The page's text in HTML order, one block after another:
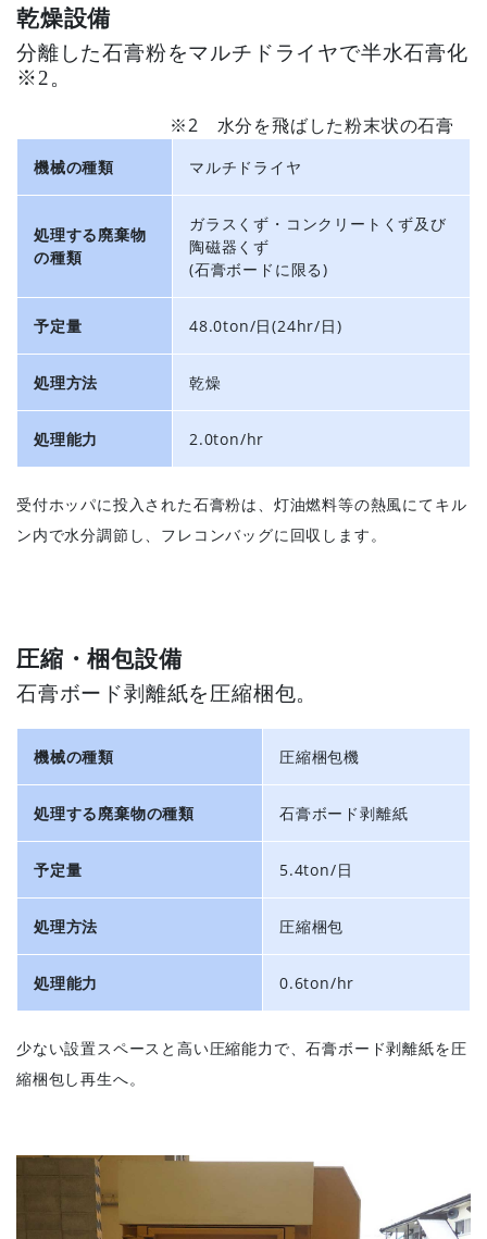
乾燥設備
分離した石膏粉をマルチドライヤで半水石膏化
※2。
※2 水分を飛ばした粉末状の石膏
機械の種類 マルチドライヤ
処理する廃棄物
の種類
ガラスくず・コンクリートくず及び
陶磁器くず
(石膏ボードに限る)
予定量 48.0ton/日(24hr/日)
処理方法 乾燥
処理能力 2.0ton/hr
受付ホッパに投入された石膏粉は、灯油燃料等の熱風にてキル
ン内で水分調節し、フレコンバッグに回収します。
圧縮・梱包設備
石膏ボード剥離紙を圧縮梱包。
機械の種類 圧縮梱包機
処理する廃棄物の種類 石膏ボード剥離紙
予定量 5.4ton/日
処理方法 圧縮梱包
処理能力 0.6ton/hr
少ない設置スペースと高い圧縮能力で、石膏ボード剥離紙を圧
縮梱包し再生へ。